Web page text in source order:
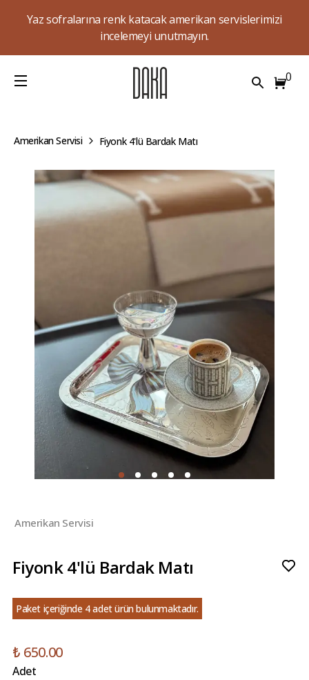
Yaz sofralarına renk katacak amerikan servislerimizi
incelemeyi unutmayın.
0
Amerikan Servisi Fiyonk 4'lü Bardak Matı
Amerikan Servisi
Fiyonk 4'lü Bardak Matı
Paket içeriğinde 4 adet ürün bulunmaktadır.
₺ 650.00
Adet